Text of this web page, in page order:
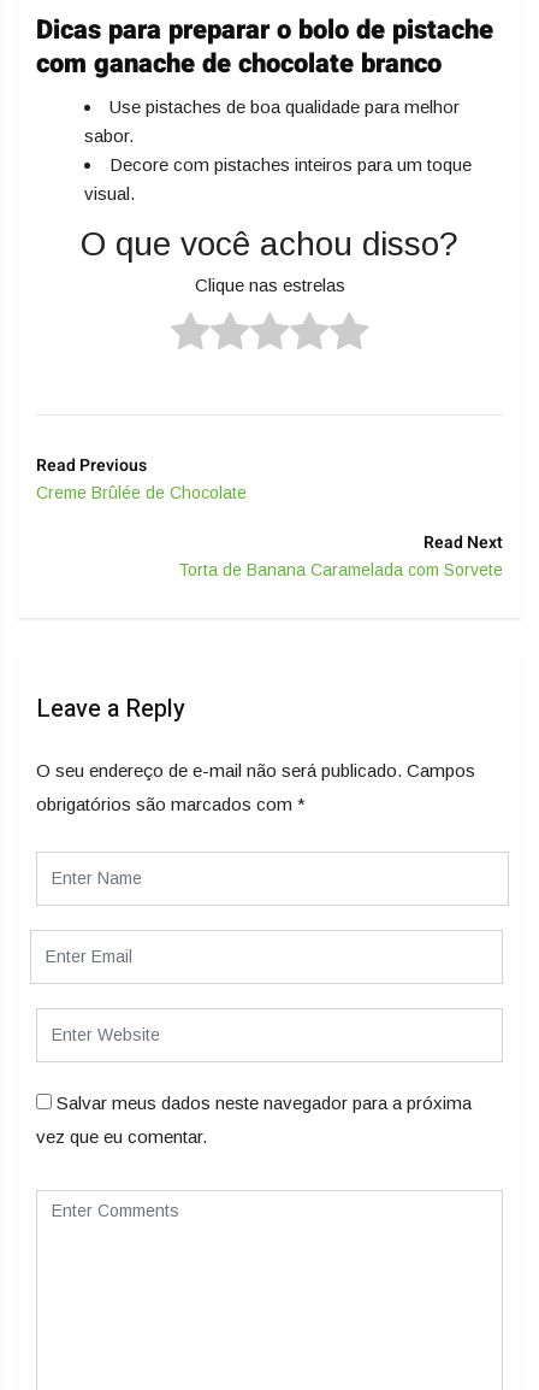
Dicas para preparar o bolo de pistache
com ganache de chocolate branco
Use pistaches de boa qualidade para melhor
sabor.
Decore com pistaches inteiros para um toque
visual.
O que você achou disso?
Clique nas estrelas
Read Previous
Creme Brûlée de Chocolate
Read Next
Torta de Banana Caramelada com Sorvete
Leave a Reply
O seu endereço de e-mail não será publicado. Campos
obrigatórios são marcados com *
Salvar meus dados neste navegador para a próxima
vez que eu comentar.